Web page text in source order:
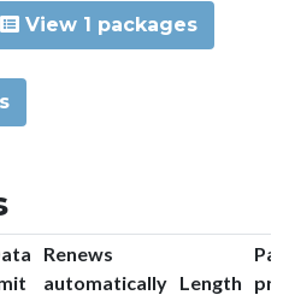
View 1 packages
Renews
automatically Length